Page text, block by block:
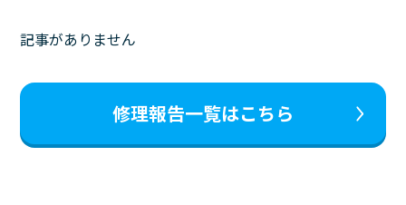
記事がありません
修理報告一覧はこちら